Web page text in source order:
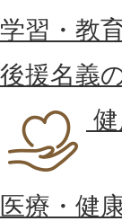
学習・教
後援名義
医療・健